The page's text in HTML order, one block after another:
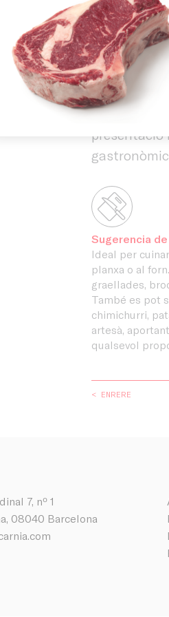
restauració
pràctics
tradicional.
A Càrnia
nostres
qualitat
presentació
Sugerencia
Ideal per
planxa o al
graellades,
També es pot
chimichurri,
artesà,
qualsevol
< ENRERE
7, nº 1
08040 Barcelona